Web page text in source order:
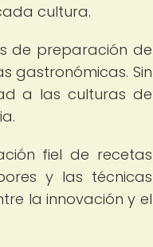
cultura.
de preparación de
gastronómicas. Sin
a las culturas de
fiel de recetas
y las técnicas
la innovación y el